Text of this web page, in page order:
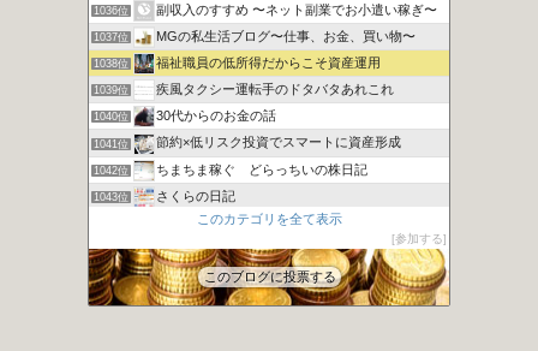
1036位 副収入のすすめ 〜ネット副業でお小遣い稼ぎ〜
1037位 MGの私生活ブログ〜仕事、お金、買い物〜
1038位 福祉職員の低所得だからこそ資産運用
1039位 疾風タクシー運転手のドタバタあれこれ
1040位 30代からのお金の話
1041位 節約×低リスク投資でスマートに資産形成
1042位 ちまちま稼ぐ どらっちいの株日記
1043位 さくらの日記
ある本の虫の好奇心旺盛！
1045位 30代 サイドFIREするために株式投資 時々ガジェット
このカテゴリを全て表示
参加する
このブログに投票する